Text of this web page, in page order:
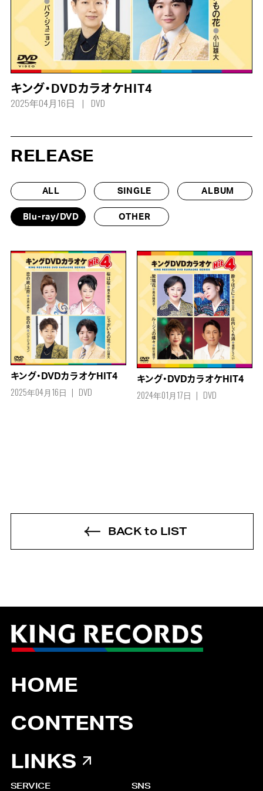
キング・DVDカラオケHIT4
2025年04月16日 DVD
RELEASE
ALL SINGLE ALBUM
Blu-ray/DVD OTHER
キング・DVDカラオケHIT4
2025年04月16日 DVD
キング・DVDカラオケHIT4
2024年01月17日 DVD
BACK to LIST
HOME
CONTENTS
LINKS
SERVICE SNS